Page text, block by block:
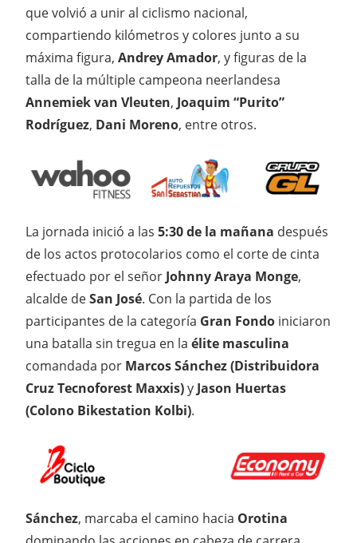
que volvió a unir al ciclismo nacional,
compartiendo kilómetros y colores junto a su
máxima figura, Andrey Amador, y figuras de la
talla de la múltiple campeona neerlandesa
Annemiek van Vleuten, Joaquim “Purito”
Rodríguez, Dani Moreno, entre otros.
La jornada inició a las 5:30 de la mañana después
de los actos protocolarios como el corte de cinta
efectuado por el señorJohnny Araya Monge,
alcalde deSan José. Con la partida de los
participantes de la categoría Gran Fondo iniciaron
una batalla sin tregua en la élite masculina
comandada por Marcos Sánchez (Distribuidora
Cruz Tecnoforest Maxxis)yJason Huertas
(Colono Bikestation Kolbi).
Sánchez, marcaba el camino hacia Orotina